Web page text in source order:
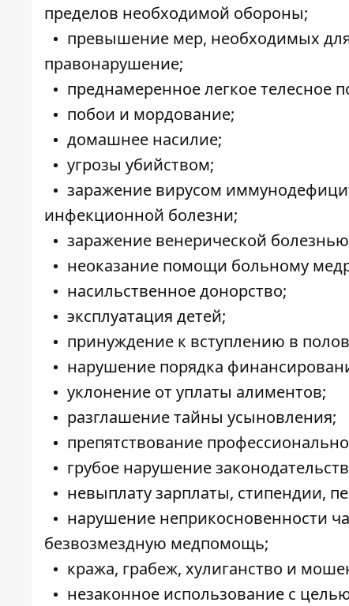
пределов необходимой обороны;
превышение мер, необходимых
правонарушение;
преднамеренное легкое телесное
побои и мордование;
домашнее насилие;
угрозы убийством;
заражение вирусом
инфекционной болезни;
заражение венерической
неоказание помощи больному
насильственное донорство;
эксплуатация детей;
принуждение к вступлению в
нарушение порядка
уклонение от уплаты алиментов;
разглашение тайны усыновления;
препятствование
грубое нарушение
невыплату зарплаты, стипендии,
нарушение неприкосновенности
безвозмездную медпомощь;
кража, грабеж, хулиганство и
незаконное использование с